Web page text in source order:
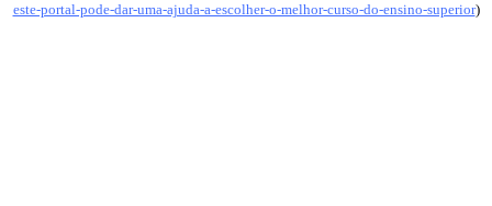
este-portal-pode-dar-uma-ajuda-a-escolher-o-melhor-curso-do-ensino-superior)